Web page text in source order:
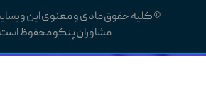
© کلیه حقوق مادی و معنوی این
مشاوران پنکو محفوظ